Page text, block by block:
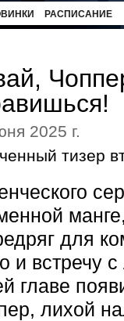
РАСПИСАНИЕ
2025 г.
тизер
для
встречу
главе
лихой